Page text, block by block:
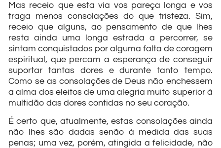
Mas receio que esta via vos pareça longa e vos
traga menos consolações do que tristeza. Sim,
receio que alguns, ao pensamento de que lhes
resta ainda uma longa estrada a percorrer, se
sintam conquistados por alguma falta de coragem
espiritual, que percam a esperança de conseguir
suportar tantas dores e durante tanto tempo.
Como se as consolações de Deus não enchessem
a alma dos eleitos de uma alegria muito superior à
multidão das dores contidas no seu coração.
É certo que, atualmente, estas consolações ainda
não lhes são dadas senão à medida das suas
penas; uma vez, porém, atingida a felicidade, não